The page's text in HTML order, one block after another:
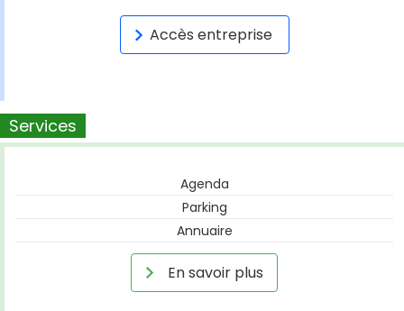
Accès entreprise
Services
Agenda
Parking
Annuaire
En savoir plus